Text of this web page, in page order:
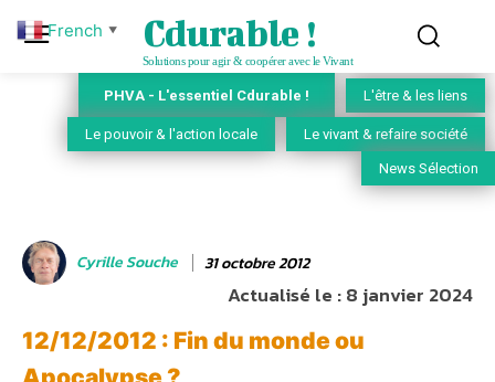
Cdurable !
Solutions pour agir & coopérer avec le Vivant
PHVA - L'essentiel Cdurable ! L'être & les liens
Le pouvoir & l'action locale Le vivant & refaire société
News Sélection
Cyrille Souche 31 octobre 2012
Actualisé le :8 janvier 2024
12/12/2012 : Fin du monde ou
French ▼